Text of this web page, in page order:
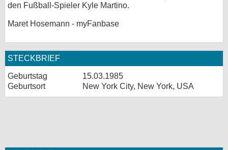
den Fußball-Spieler Kyle Martino.
Maret Hosemann - myFanbase
STECKBRIEF
Geburtstag
15.03.1985
Geburtsort
New York City, New York, USA